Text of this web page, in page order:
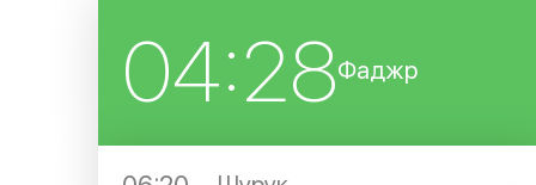
04:28Фаджр